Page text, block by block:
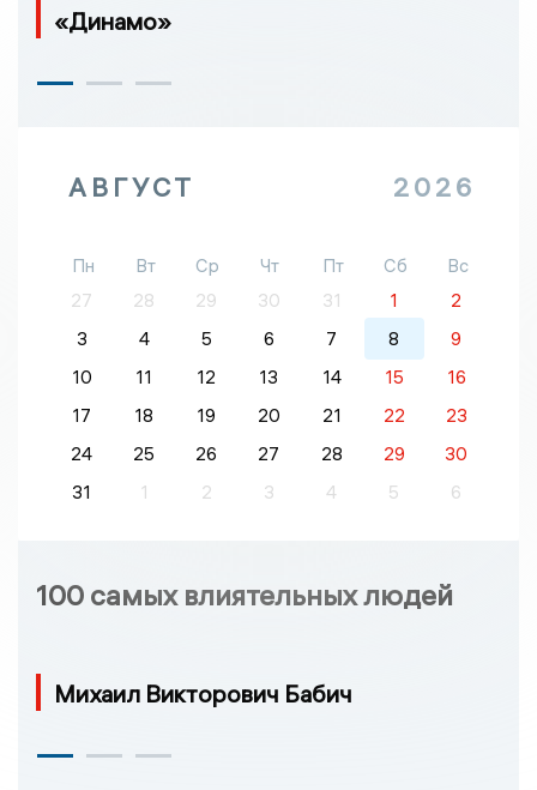
«Динамо»
АВГУСТ 2026
Пн Вт Ср Чт Пт Сб
Вс
27
28 29 30 31 1
2
3
4 5 6 7 8
9
10
11 12 13 14 15
16
17
18 19 20 21 22
23
24
25 26 27 28 29
30
31
1 2 3 4 5 6
100 самых влиятельных людей
Михаил Викторович Бабич